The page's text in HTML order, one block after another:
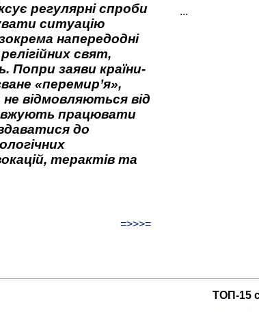
регулярні спроби
ситуацію
напередодні
свят,
Попри заяви країни-
«перемир’я»,
відмовляються від
працювати
до
терактів та
=>>>=
...
ТОП-15